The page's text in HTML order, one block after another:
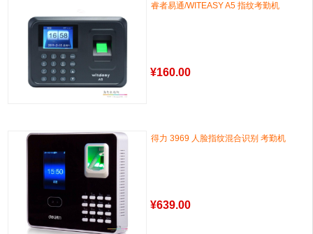
睿者易通/WITEASY A5 指纹考勤机
¥160.00
得力 3969 人脸指纹混合识别 考勤机
¥639.00